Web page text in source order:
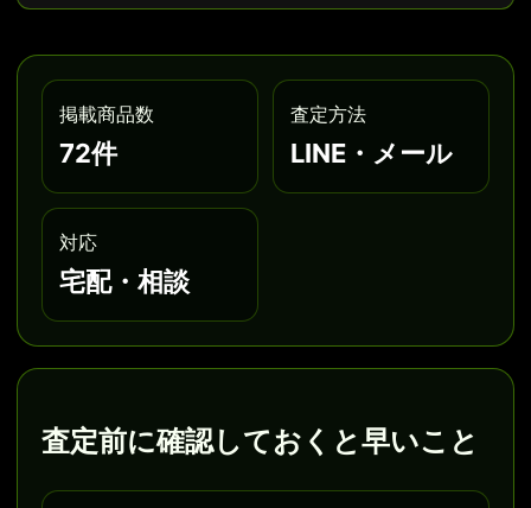
掲載商品数
72件
査定方法
LINE・メール
対応
宅配・相談
査定前に確認しておくと早いこと